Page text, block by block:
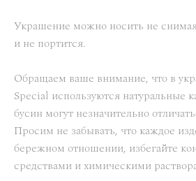
Украшение можно носить не
и не портится.
Обращаем ваше внимание, что в
Special используются натуральные
бусин могут незначительно
Просим не забывать, что каждое
бережном отношении, избегайте
средствами и химическими